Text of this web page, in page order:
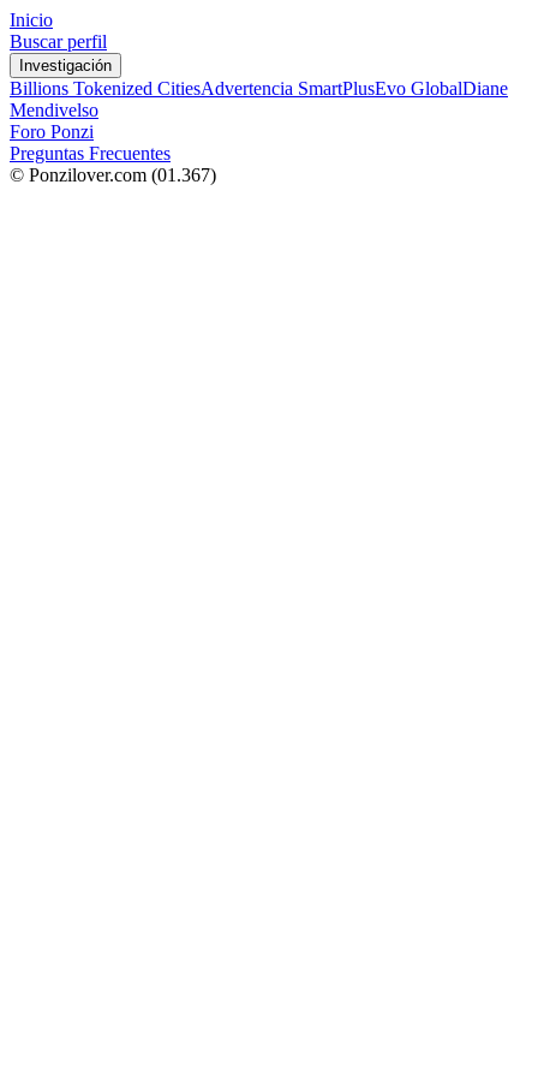
Inicio
Buscar perfil
Investigación
Billions Tokenized CitiesAdvertencia SmartPlusEvo GlobalDiane
Mendivelso
Foro Ponzi
Preguntas Frecuentes
© Ponzilover.com (01.367)